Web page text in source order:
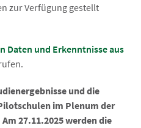
zur Verfügung gestellt
Daten und Erkenntnisse aus
und die
im Plenum der
27.11.2025 werden die